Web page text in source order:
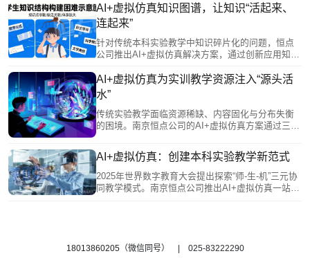
孤岛，实现教学全流程贯通；资源体系覆盖多学科
并支持院校特色接入，服务贯穿建设全周期。它赋
能教师进行知识图谱规划，为学生提供个性化沉浸
环境，并具备持续进化能力，确保实验教学与学科
前沿同步，系统性地支撑院校教学改革的深化与创
AI+虚拟仿真知识图谱，让知识“活起来、
连起来”
针对传统本科实验教学中知识碎片化的问题，恒点
公司推出AI+虚拟仿真解决方案，通过创新应用知识
案构建了多层级知识网络，既能帮助学生直观感知
知识关联、自主规划学习路径，又能通过数据画像
为教师提供教学洞察，实现因材施教。基于图谱的
过程性评价，还能有效反映学生的知识迁移能力和
思维路径，为综合素质评价提供依据。让知识“活起
AI+虚拟仿真为实训教学资源注入“源头活
水”
传统实验教学面临资源稀缺、内容固化与分布失衡
的困境。南京恒点公司的AI+虚拟仿真方案通过三大
无限复制的虚拟资源，实现人人可及的优质实验环
境；二是资源动态化，支持教师快速将科研成果转
化为教学内容，与学科前沿同步；三是资源共享
化，构建开放机制让优质资源跨校流动，缩小院校
差距。这一方案为本科实验教学提供了持续生长的
AI+虚拟仿真：创建本科实验教学新范式
2025年世界数字教育大会提出探索“师-生-机”三元协
同教学模式。南京恒点公司推出AI+虚拟仿真一站式
支持跨学科融合，AI在其中扮演知识桥梁，主动关
18013860205（微信同号） | 025-83222290